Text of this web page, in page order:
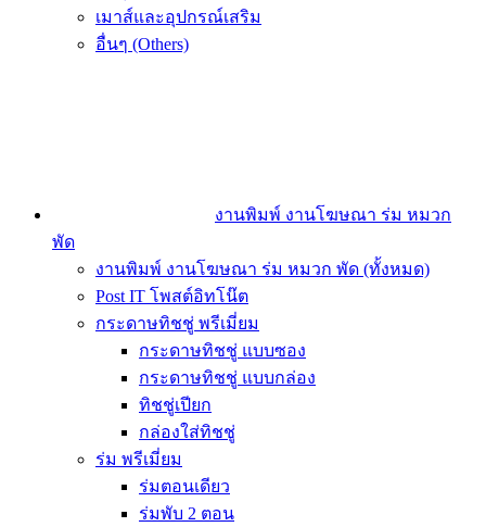
เมาส์และอุปกรณ์เสริม
อื่นๆ (Others)
งานพิมพ์ งานโฆษณา ร่ม หมวก
พัด
งานพิมพ์ งานโฆษณา ร่ม หมวก พัด (ทั้งหมด)
Post IT โพสต์อิทโน๊ต
กระดาษทิชชู่ พรีเมี่ยม
กระดาษทิชชู่ แบบซอง
กระดาษทิชชู่ แบบกล่อง
ทิชชู่เปียก
กล่องใส่ทิชชู่
ร่ม พรีเมี่ยม
ร่มตอนเดียว
ร่มพับ 2 ตอน